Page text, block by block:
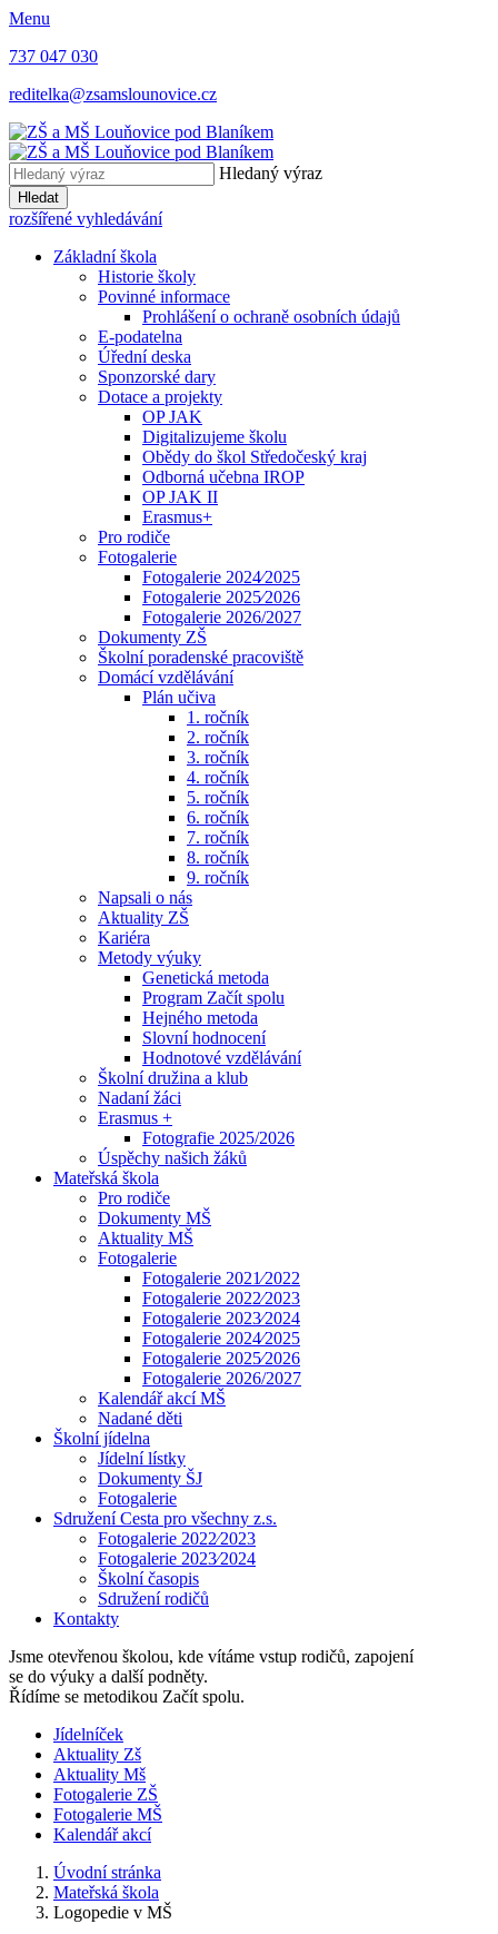
Menu
737 047 030
reditelka@zsamslounovice.cz
Hledaný výraz
Hledat
rozšířené vyhledávání
Základní škola
Historie školy
Povinné informace
Prohlášení o ochraně osobních údajů
E-podatelna
Úřední deska
Sponzorské dary
Dotace a projekty
OP JAK
Digitalizujeme školu
Obědy do škol Středočeský kraj
Odborná učebna IROP
OP JAK II
Erasmus+
Pro rodiče
Fotogalerie
Fotogalerie 2024⁄2025
Fotogalerie 2025⁄2026
Fotogalerie 2026/2027
Dokumenty ZŠ
Školní poradenské pracoviště
Domácí vzdělávání
Plán učiva
1. ročník
2. ročník
3. ročník
4. ročník
5. ročník
6. ročník
7. ročník
8. ročník
9. ročník
Napsali o nás
Aktuality ZŠ
Kariéra
Metody výuky
Genetická metoda
Program Začít spolu
Hejného metoda
Slovní hodnocení
Hodnotové vzdělávání
Školní družina a klub
Nadaní žáci
Erasmus +
Fotografie 2025/2026
Úspěchy našich žáků
Mateřská škola
Pro rodiče
Dokumenty MŠ
Aktuality MŠ
Fotogalerie
Fotogalerie 2021⁄2022
Fotogalerie 2022⁄2023
Fotogalerie 2023⁄2024
Fotogalerie 2024⁄2025
Fotogalerie 2025⁄2026
Fotogalerie 2026/2027
Kalendář akcí MŠ
Nadané děti
Školní jídelna
Jídelní lístky
Dokumenty ŠJ
Fotogalerie
Sdružení Cesta pro všechny z.s.
Fotogalerie 2022⁄2023
Fotogalerie 2023⁄2024
Školní časopis
Sdružení rodičů
Kontakty
Jsme otevřenou školou, kde vítáme vstup rodičů, zapojení
se do výuky a další podněty.
Řídíme se metodikou Začít spolu.
Jídelníček
Aktuality Zš
Aktuality Mš
Fotogalerie ZŠ
Fotogalerie MŠ
Kalendář akcí
Úvodní stránka
Mateřská škola
Logopedie v MŠ